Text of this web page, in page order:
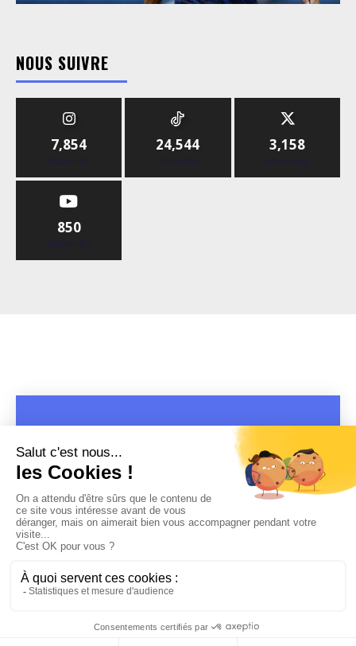
NOUS SUIVRE
7,854
Abonnés
24,544
Abonnés
3,158
Abonnés
850
Abonnés
MENTIONS LÉGALES-POLITIQUE DE CONFIDENTIALITÉ